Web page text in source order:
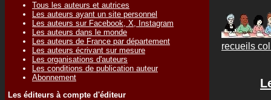
Tous les auteurs et autrices
Les auteurs ayant un site personnel
Les auteurs sur Facebook, X, Instagram
Les auteurs dans le monde
Les auteurs de France par département
Les auteurs écrivant sur mesure
Les organisations d'auteurs
Les conditions de publication auteur
Abonnement
Les éditeurs à compte d'éditeur
recueils